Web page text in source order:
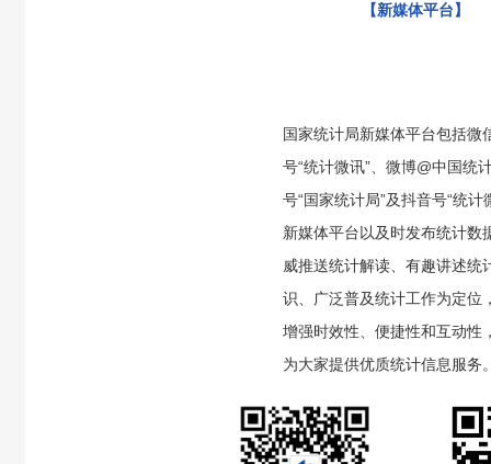
【新媒体平台】
国家统计局新媒体平台包括微
号“统计微讯”、微博@中国统
号“国家统计局”及抖音号“统计
新媒体平台以及时发布统计数
威推送统计解读、有趣讲述统
识、广泛普及统计工作为定位
增强时效性、便捷性和互动性
为大家提供优质统计信息服务